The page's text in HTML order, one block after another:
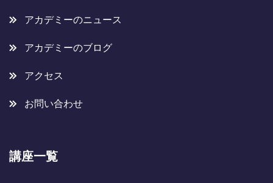
アカデミーのニュース
アカデミーのブログ
アクセス
お問い合わせ
講座一覧